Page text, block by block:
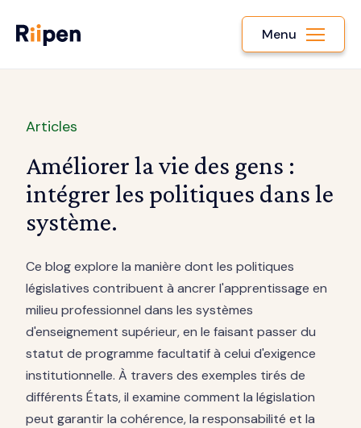
Menu
Articles
Améliorer la vie des gens :
intégrer les politiques dans le
système.
Ce blog explore la manière dont les politiques
législatives contribuent à ancrer l'apprentissage en
milieu professionnel dans les systèmes
d'enseignement supérieur, en le faisant passer du
statut de programme facultatif à celui d'exigence
institutionnelle. À travers des exemples tirés de
différents États, il examine comment la législation
peut garantir la cohérence, la responsabilité et la